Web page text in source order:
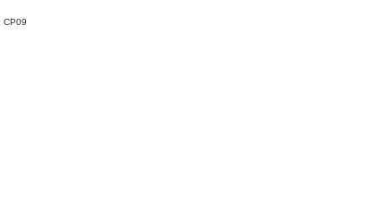
CP09